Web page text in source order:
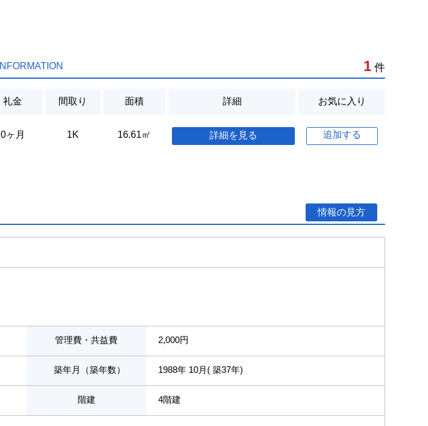
1 件
礼金 間取り 面積 詳細 お気に入り
0ヶ月 1K 16.61㎡ 詳細を見る 追加する
情報の見方
管理費・共益費 2,000円
築年月（築年数） 1988年 10月( 築37年)
階建 4階建